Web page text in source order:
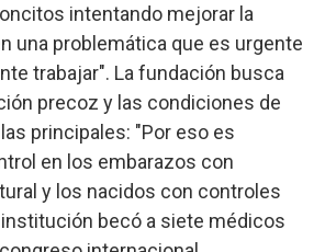
intentando mejorar la
una problemática que es urgente
trabajar". La fundación busca
precoz y las condiciones de
principales: "Por eso es
en los embarazos con
y los nacidos con controles
institución becó a siete médicos